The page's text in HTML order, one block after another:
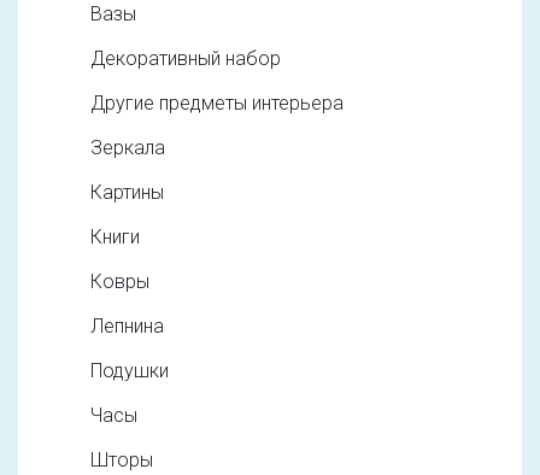
Вазы
Декоративный набор
Другие предметы интерьера
Зеркала
Картины
Книги
Ковры
Лепнина
Подушки
Часы
Шторы